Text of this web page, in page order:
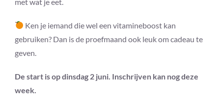
Ken je iemand die wel een vitamineboost kan
gebruiken? Dan is de proefmaand ook leuk om cadeau te
geven.
De start is op dinsdag 2 juni. Inschrijven kan nog deze
week.